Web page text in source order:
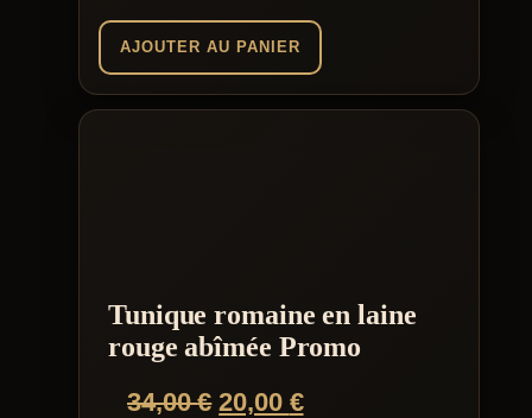
AJOUTER AU PANIER
Tunique romaine en laine
rouge abîmée Promo
34,00€ Le
20,00 €Le